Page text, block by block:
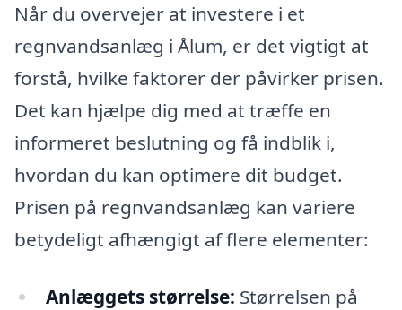
Når du overvejer at investere i et
regnvandsanlæg i Ålum, er det vigtigt at
forstå, hvilke faktorer der påvirker prisen.
Det kan hjælpe dig med at træffe en
informeret beslutning og få indblik i,
hvordan du kan optimere dit budget.
Prisen på regnvandsanlæg kan variere
betydeligt afhængigt af flere elementer:
Anlæggets størrelse: Størrelsen på